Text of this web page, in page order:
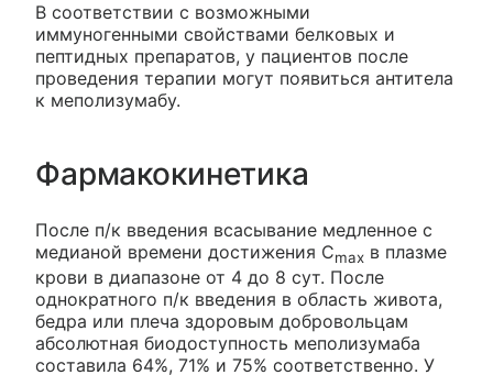
В соответствии с возможными
иммуногенными свойствами белковых и
пептидных препаратов, у пациентов после
проведения терапии могут появиться антитела
к меполизумабу.
Фармакокинетика
После п/к введения всасывание медленное с
медианой времени достижения Cmax в плазме
крови в диапазоне от 4 до 8 сут. После
однократного п/к введения в область живота,
бедра или плеча здоровым добровольцам
абсолютная биодоступность меполизумаба
составила 64%, 71% и 75% соответственно. У